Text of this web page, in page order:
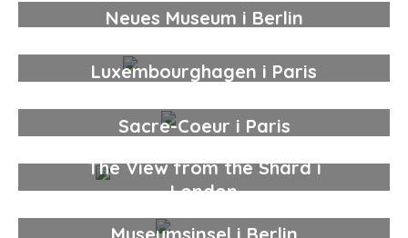
Neues Museum i Berlin
Luxembourghagen i Paris
Sacre-Coeur i Paris
The View from the Shard i
London